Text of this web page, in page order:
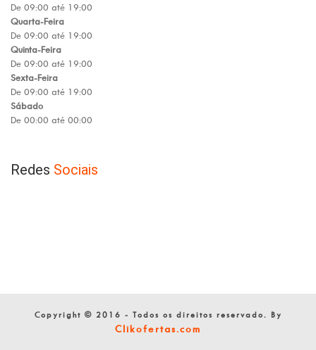
De 09:00 até 19:00
Quarta-Feira
De 09:00 até 19:00
Quinta-Feira
De 09:00 até 19:00
Sexta-Feira
De 09:00 até 19:00
Sábado
De 00:00 até 00:00
Redes Sociais
Copyright © 2016 - Todos os direitos reservado. By
Clikofertas.com